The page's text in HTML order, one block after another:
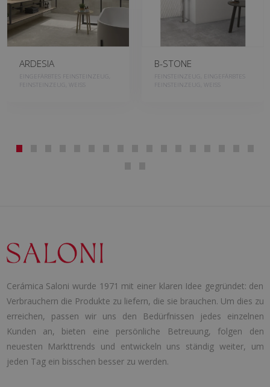
ARDESIA
EINGEFÄRBTES FEINSTEINZEUG,
FEINSTEINZEUG, WEISS
B-STONE
FEINSTEINZEUG, EINGEFÄRBTES
FEINSTEINZEUG, WEISS
Cerámica Saloni wurde 1971 mit einer klaren Idee gegründet: den
Verbrauchern die Produkte zu liefern, die sie brauchen. Um dies zu
erreichen, passen wir uns den Bedürfnissen jedes einzelnen
Kunden an, bieten eine persönliche Betreuung, folgen den
neuesten Markttrends und entwickeln uns ständig weiter, um
jeden Tag ein bisschen besser zu werden.